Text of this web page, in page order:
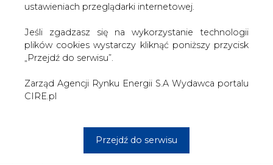
ustawieniach przeglądarki internetowej.
Jeśli zgadzasz się na wykorzystanie technologii
plików cookies wystarczy kliknąć poniższy przycisk
„Przejdź do serwisu”.
Zarząd Agencji Rynku Energii S.A Wydawca portalu
CIRE.pl
Przejdź do serwisu